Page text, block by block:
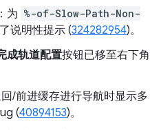
：为 %-of-Slow-Path-Non-
说明性提示 (324282954)。
成轨道配置按钮已移至右下角
回/前进缓存进行导航时显示多
(40894153)。